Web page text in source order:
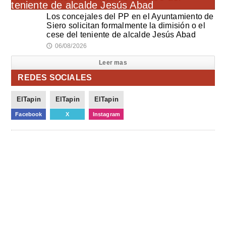
Los concejales del PP en el Ayuntamiento de
Siero solicitan formalmente la dimisión o el
cese del teniente de alcalde Jesús Abad
🕔 06/08/2026
Leer mas
REDES SOCIALES
ElTapin
Facebook
ElTapin
X
ElTapin
Instagram